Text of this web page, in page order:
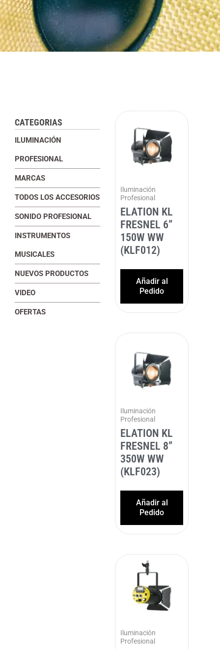
CATEGORIAS
ILUMINACIÓN
PROFESIONAL
MARCAS
TODOS LOS ACCESORIOS
SONIDO PROFESIONAL
INSTRUMENTOS
MUSICALES
NUEVOS PRODUCTOS
VIDEO
OFERTAS
Iluminación
Profesional
ELATION KL
FRESNEL 6”
150W WW
(KLF012)
Añadir al
Pedido
Iluminación
Profesional
ELATION KL
FRESNEL 8”
350W WW
(KLF023)
Añadir al
Pedido
Iluminación
Profesional